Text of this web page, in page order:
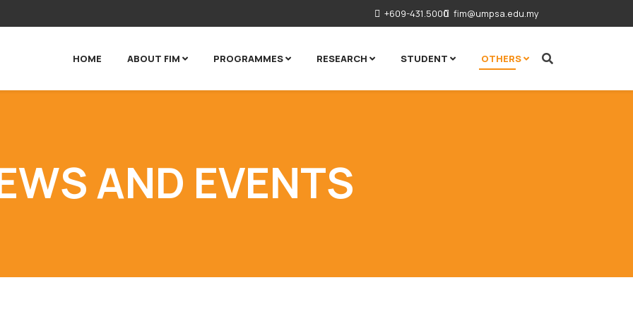
+609-431.5000 fim@umpsa.edu.my
HOME ABOUT FIM PROGRAMMES RESEARCH STUDENT OTHERS
AND EVENTS